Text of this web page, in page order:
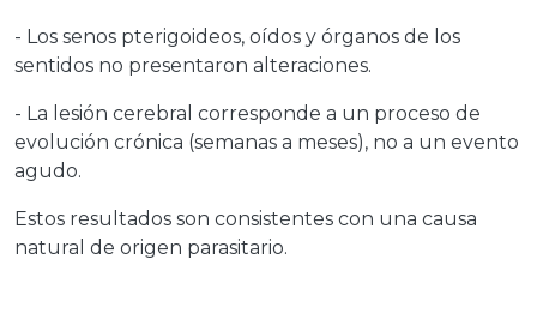
- Los senos pterigoideos, oídos y órganos de los
sentidos no presentaron alteraciones.
- La lesión cerebral corresponde a un proceso de
evolución crónica (semanas a meses), no a un evento
agudo.
Estos resultados son consistentes con una causa
natural de origen parasitario.